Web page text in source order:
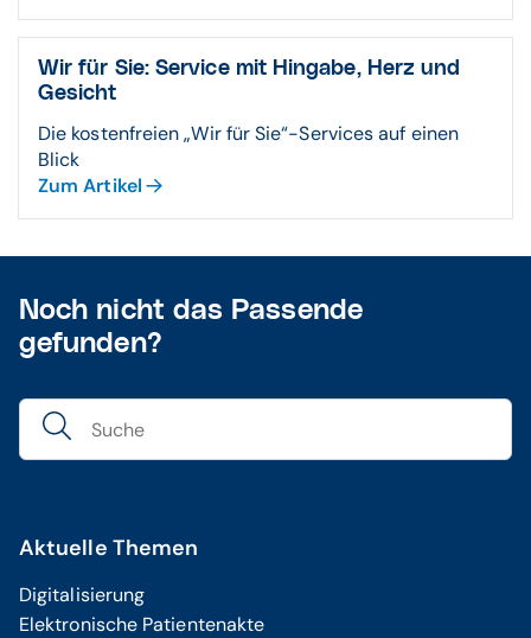
Wir für Sie: Service mit Hingabe, Herz und
Gesicht
Die kostenfreien „Wir für Sie“-Services auf einen
Blick
Zum Artikel
Noch nicht das Passende
gefunden?
Aktuelle Themen
Digitalisierung
Elektronische Patientenakte